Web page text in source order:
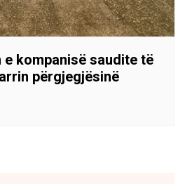
kompanisë saudite të
përgjegjësinë